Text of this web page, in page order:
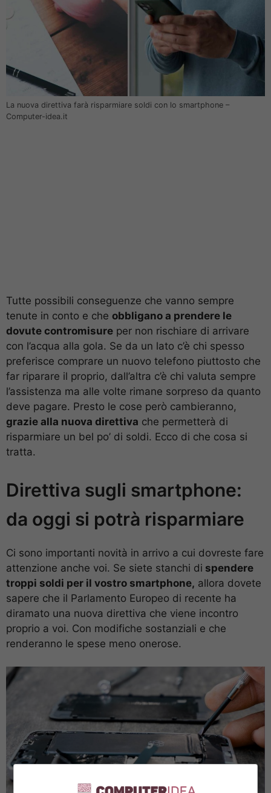
La nuova direttiva farà risparmiare soldi con lo smartphone –
Computer-idea.it
Tutte possibili conseguenze che vanno sempre
tenute in conto e che obbligano a prendere le
dovute contromisure per non rischiare di arrivare
con l’acqua alla gola. Se da un lato c’è chi spesso
preferisce comprare un nuovo telefono piuttosto che
far riparare il proprio, dall’altra c’è chi valuta sempre
l’assistenza ma alle volte rimane sorpreso da quanto
deve pagare. Presto le cose però cambieranno,
grazie alla nuova direttiva che permetterà di
risparmiare un bel po’ di soldi. Ecco di che cosa si
tratta.
Direttiva sugli smartphone:
da oggi si potrà risparmiare
Ci sono importanti novità in arrivo a cui dovreste fare
attenzione anche voi. Se siete stanchi di spendere
troppi soldi per il vostro smartphone, allora dovete
sapere che il Parlamento Europeo di recente ha
diramato una nuova direttiva che viene incontro
proprio a voi. Con modifiche sostanziali e che
renderanno le spese meno onerose.